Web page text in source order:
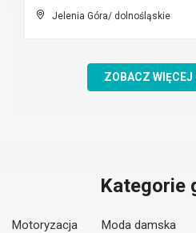
Jelenia Góra/ dolnośląskie
ZOBACZ WIĘCEJ
Kategorie
Motoryzacja Moda damska